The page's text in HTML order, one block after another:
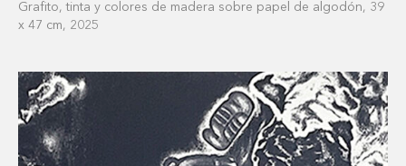
Grafito, tinta y colores de madera sobre papel de algodón, 39
x 47 cm, 2025